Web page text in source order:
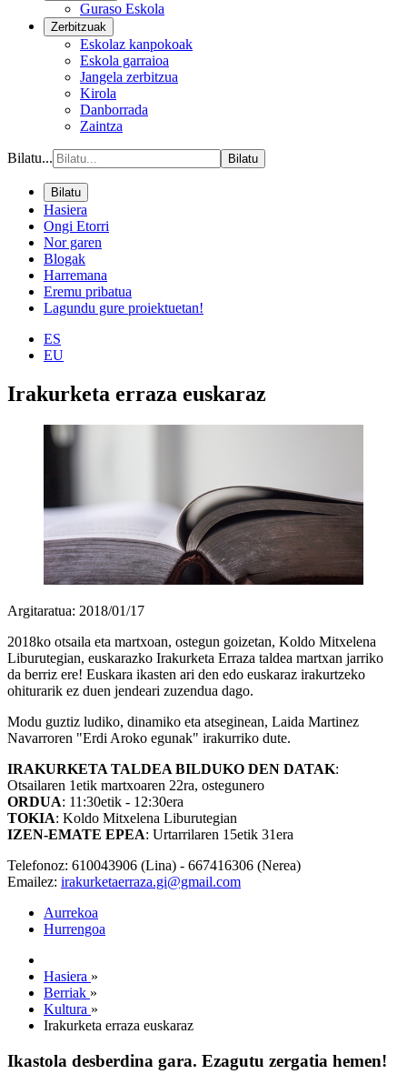
Guraso Eskola
Zerbitzuak
Eskolaz kanpokoak
Eskola garraioa
Jangela zerbitzua
Kirola
Danborrada
Zaintza
Bilatu... Bilatu
Bilatu
Hasiera
Ongi Etorri
Nor garen
Blogak
Harremana
Eremu pribatua
Lagundu gure proiektuetan!
ES
EU
Irakurketa erraza euskaraz
Argitaratua: 2018/01/17
2018ko otsaila eta martxoan, ostegun goizetan, Koldo Mitxelena
Liburutegian, euskarazko Irakurketa Erraza taldea martxan jarriko
da berriz ere! Euskara ikasten ari den edo euskaraz irakurtzeko
ohiturarik ez duen jendeari zuzendua dago.
Modu guztiz ludiko, dinamiko eta atseginean, Laida Martinez
Navarroren "Erdi Aroko egunak" irakurriko dute.
IRAKURKETA TALDEA BILDUKO DEN DATAK:
Otsailaren 1etik martxoaren 22ra, ostegunero
ORDUA: 11:30etik - 12:30era
TOKIA: Koldo Mitxelena Liburutegian
IZEN-EMATE EPEA: Urtarrilaren 15etik 31era
Telefonoz: 610043906 (Lina) - 667416306 (Nerea)
Emailez: irakurketaerraza.gi@gmail.com
Aurrekoa
Hurrengoa
Hasiera »
Berriak »
Kultura »
Irakurketa erraza euskaraz
Ikastola desberdina gara. Ezagutu zergatia hemen!